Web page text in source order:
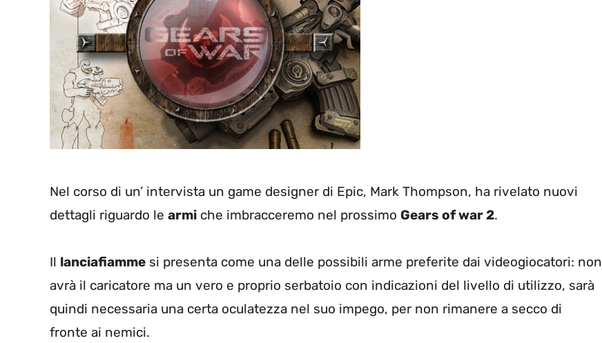
Nel corso di un’ intervista un game designer di Epic, Mark Thompson, ha rivelato nuovi
dettagli riguardo le armi che imbracceremo nel prossimo Gears of war 2.
Il lanciafiamme si presenta come una delle possibili arme preferite dai videogiocatori: non
avrà il caricatore ma un vero e proprio serbatoio con indicazioni del livello di utilizzo, sarà
quindi necessaria una certa oculatezza nel suo impego, per non rimanere a secco di
fronte ai nemici.